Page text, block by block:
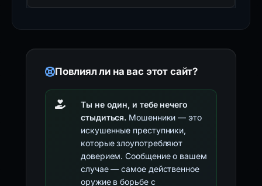
Повлиял ли на вас этот сайт?
Ты не один, и тебе нечего
стыдиться. Мошенники — это
искушенные преступники,
которые злоупотребляют
доверием. Сообщение о вашем
случае — самое действенное
оружие в борьбе с